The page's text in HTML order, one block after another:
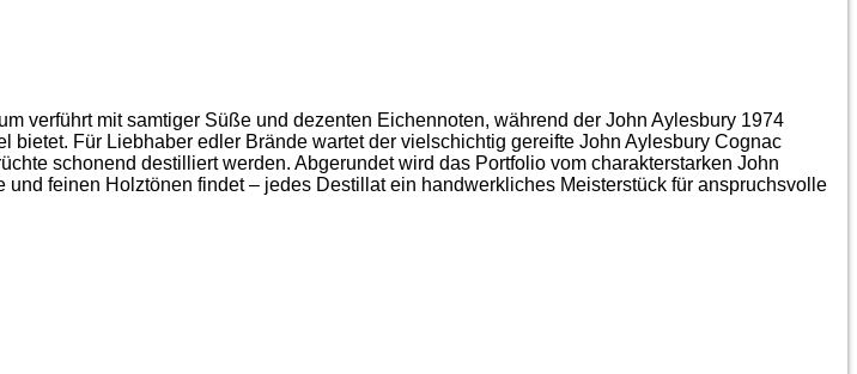
verführt mit samtiger Süße und dezenten Eichen­noten, während der John Aylesbury 1974
Für Liebhaber edler Brände wartet der vielschichtig gereifte John Aylesbury Cognac
schonend destilliert werden. Abgerundet wird das Portfolio vom charakterstarken John
feinen Holz­tönen findet – jedes Destillat ein handwerkliches Meister­stück für anspruchsvolle